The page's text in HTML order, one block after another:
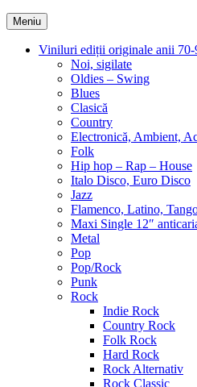
Meniu
Viniluri ediții originale anii 70-
Noi, sigilate
Oldies – Swing
Blues
Clasică
Country
Electronică, Ambient,
Folk
Hip hop – Rap – House
Italo Disco, Euro Disco
Jazz
Flamenco, Latino,
Maxi Single 12″
Metal
Pop
Pop/Rock
Punk
Rock
Indie Rock
Country Rock
Folk Rock
Hard Rock
Rock Alternativ
Rock Classic